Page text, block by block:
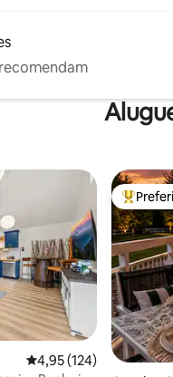
4,95 de uma avaliação
4,95 (124)
Entre